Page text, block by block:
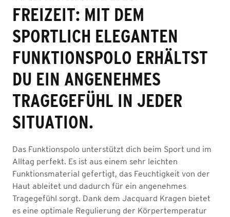
FREIZEIT: MIT DEM
SPORTLICH ELEGANTEN
FUNKTIONSPOLO ERHÄLTST
DU EIN ANGENEHMES
TRAGEGEFÜHL IN JEDER
SITUATION.
Das Funktionspolo unterstützt dich beim Sport und im
Alltag perfekt. Es ist aus einem sehr leichten
Funktionsmaterial gefertigt, das Feuchtigkeit von der
Haut ableitet und dadurch für ein angenehmes
Tragegefühl sorgt. Dank dem Jacquard Kragen bietet
es eine optimale Regulierung der Körpertemperatur